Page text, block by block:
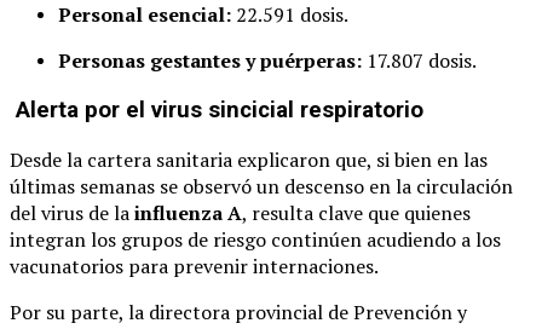
Personal esencial: 22.591 dosis.
Personas gestantes y puérperas: 17.807 dosis.
Alerta por el virus sincicial respiratorio
Desde la cartera sanitaria explicaron que, si bien en las
últimas semanas se observó un descenso en la circulación
del virus de lainfluenza A, resulta clave que quienes
integran los grupos de riesgo continúen acudiendo a los
vacunatorios para prevenir internaciones.
Por su parte, la directora provincial de Prevención y